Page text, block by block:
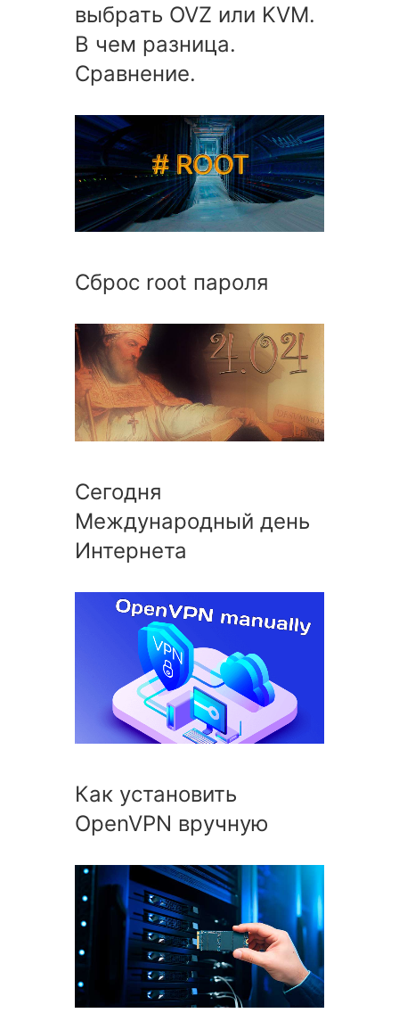
выбрать OVZ или KVM.
В чем разница.
Сравнение.
Сброс root пароля
Сегодня
Международный день
Интернета
Как установить
OpenVPN вручную